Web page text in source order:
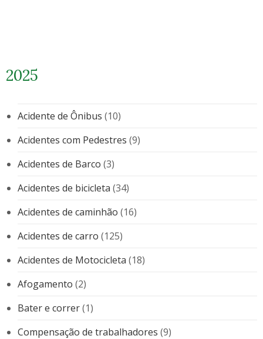
2025
Acidente de Ônibus (10)
Acidentes com Pedestres (9)
Acidentes de Barco (3)
Acidentes de bicicleta (34)
Acidentes de caminhão (16)
Acidentes de carro (125)
Acidentes de Motocicleta (18)
Afogamento (2)
Bater e correr(1)
Compensação de trabalhadores (9)